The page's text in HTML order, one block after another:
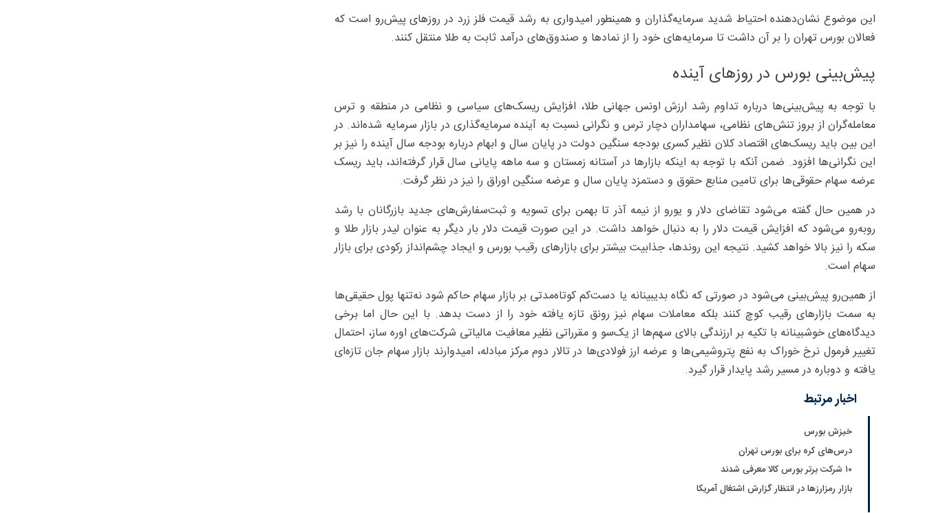
این موضوع نشان‌دهنده احتیاط شدید سرمایه‌گذاران و همینطور امیدواری به رشد قیمت فلز زرد در روزهای پیش‌رو است که
فعالان بورس تهران را بر آن داشت تا سرمایه‌های خود را از نمادها و صندوق‌های درآمد ثابت به طلا منتقل کنند.
پیش‌بینی بورس در روزهای آینده
با توجه به پیش‌بینی‌ها درباره تداوم رشد ارزش اونس جهانی طلا، افزایش ریسک‌های سیاسی و نظامی در منطقه و ترس
معامله‌گران از بروز تنش‌های نظامی، سهامداران دچار ترس و نگرانی نسبت به آینده سرمایه‌گذاری در بازار سرمایه شده‌اند. در
این بین باید ریسک‌های اقتصاد کلان نظیر کسری بودجه سنگین دولت در پایان سال و ابهام درباره بودجه سال آینده را نیز بر
این نگرانی‌ها افزود. ضمن آنکه با توجه به اینکه بازارها در آستانه زمستان و سه ماهه پایانی سال قرار گرفته‌اند، باید ریسک
عرضه سهام حقوقی‌ها برای تامین منابع حقوق و دستمزد پایان سال و عرضه سنگین اوراق را نیز در نظر گرفت.
در همین حال گفته می‌شود تقاضای دلار و یورو از نیمه آذر تا بهمن‌ برای تسویه و ثبت‌سفارش‌های جدید بازرگانان با رشد
روبه‌رو می‌شود که افزایش قیمت دلار را به دنبال خواهد داشت. در این صورت قیمت دلار بار دیگر به عنوان لیدر بازار طلا و
سکه را نیز بالا خواهد کشید. نتیجه این روندها، جذابیت بیشتر برای بازارهای رقیب بورس و ایجاد چشم‌انداز رکودی برای بازار
سهام است.
از همین‌رو پیش‌بینی می‌شود در صورتی که نگاه بدیبینانه یا دست‌کم کوتاه‌مدتی بر بازار سهام حاکم شود نه‌تنها پول حقیقی‌ها
به سمت بازارهای رقیب کوچ کنند بلکه معاملات سهام نیز رونق تازه یافته خود را از دست بدهد. با این حال اما برخی
دیدگاه‌های خوشبینانه با تکیه بر ارزندگی بالای سهم‌ها از یک‌سو و مقرراتی نظیر معافیت مالیاتی شرکت‌های اوره ساز، احتمال
تغییر فرمول نرخ خوراک به نفع پتروشیمی‌ها و عرضه ارز فولادی‌ها در تالار دوم مرکز مبادله، امیدوارند بازار سهام جان تازه‌ای
یافته و دوباره در مسیر رشد پایدار قرار گیرد.
اخبار مرتبط
خیزش بورس
درس‌های کره برای بورس تهران
۱۰ شرکت برتر بورس کالا معرفی شدند
بازار رمزارزها در انتظار گزارش اشتغال آمریکا